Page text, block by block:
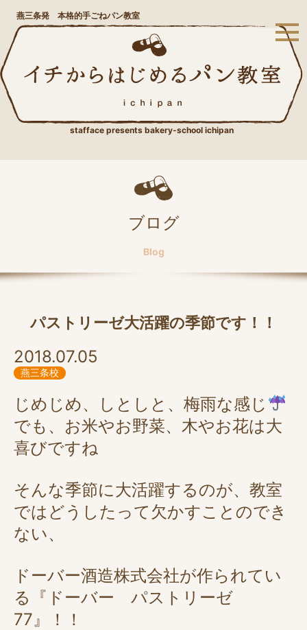
燕三条発 本格的手ごねパン教室
stafface presents bakery-school ichipan
ブログ
Blog
パストリーゼ大活躍の季節です！！
2018.07.05
燕三条校
じめじめ、しとしと、梅雨な感じ
でも、お米やお野菜、木やお花は大
喜びですね
そんな季節に大活躍するのが、教室
ではどうしたって欠かすことのでき
ない、
ドーバー酒造株式会社が作られてい
る『ドーバー パストリーゼ
77』！！